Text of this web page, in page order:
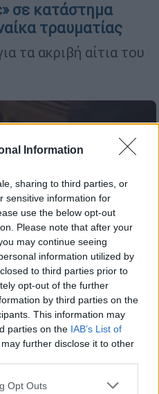
Information
sharing to third parties, or
sensitive information for
use the below opt-out
Please note that after your
may continue seeing
information utilized by
to third parties prior to
opt-out of the further
by third parties on the
This information may
parties on the IAB’s List of
further disclose it to other
uses one or more Google
Opt Outs
σε κατάστημα
τραυματίας
τα ακριβή αίτια του
εικόνες
επέπλεαν σε